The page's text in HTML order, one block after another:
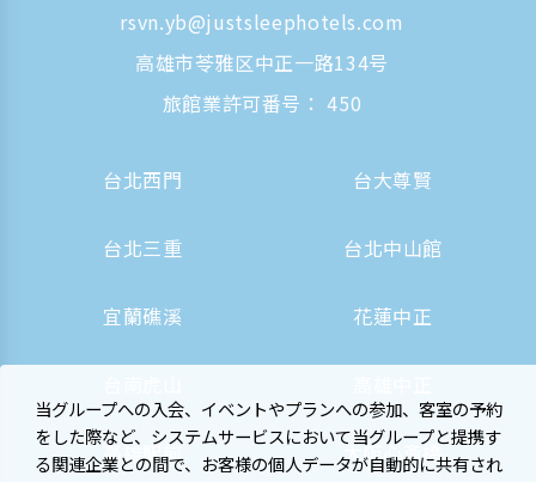
rsvn.yb@justsleephotels.com
高雄市苓雅区中正一路134号
旅館業許可番号： 450
台北西門 台大尊賢
台北三重 台北中山館
宜蘭礁溪 花蓮中正
高雄駅前 大阪心斎橋
当グループへの入会、イベントやプランへの参加、客室の予約
をした際など、システムサービスにおいて当グループと提携す
る関連企業との間で、お客様の個人データが自動的に共有され